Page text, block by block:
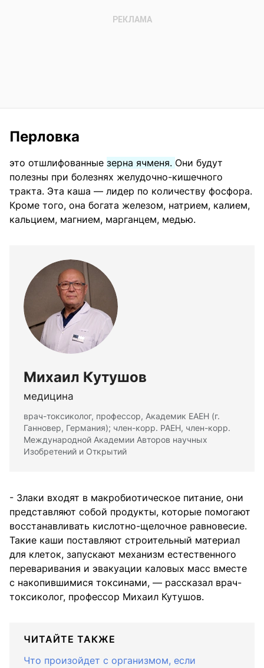
Перловка
это отшлифованные зерна ячменя. Они будут
полезны при болезнях желудочно-кишечного
тракта. Эта каша — лидер по количеству фосфора.
Кроме того, она богата железом, натрием, калием,
кальцием, магнием, марганцем, медью.
Михаил Кутушов
медицина
врач-токсиколог, профессор, Академик ЕАЕН (г.
Ганновер, Германия); член-корр. РАЕН, член-корр.
Международной Академии Авторов научных
Изобретений и Открытий
- Злаки входят в макробиотическое питание, они
представляют собой продукты, которые помогают
восстанавливать кислотно-щелочное равновесие.
Такие каши поставляют строительный материал
для клеток, запускают механизм естественного
переваривания и эвакуации каловых масс вместе
с накопившимися токсинами, — рассказал врач-
токсиколог, профессор Михаил Кутушов.
ЧИТАЙТЕ ТАКЖЕ
Что произойдет с организмом, если